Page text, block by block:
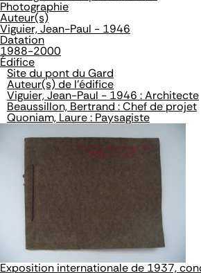
Photographie
Auteur(s)
Viguier, Jean-Paul - 1946
Datation
1988-2000
Édifice
Site du pont du Gard
Auteur(s) de l'édifice
Viguier, Jean-Paul - 1946 : Architecte
Beaussillon, Bertrand : Chef de projet
Quoniam, Laure : Paysagiste
Exposition internationale de 1937,